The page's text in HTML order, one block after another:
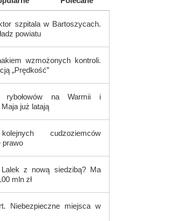
szpitala w Bartoszycach.
powiatu
wzmożonych kontroli.
„Prędkość”
rybołowów na Warmii i
już latają
cudzoziemców
prawo
z nową siedzibą? Ma
mln zł
Niebezpieczne miejsca w